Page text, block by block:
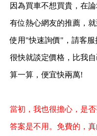
因為買車不想買貴，在論
有位熱心網友的推薦，就
使用"快速詢價"，請客服
很快就談定價格，比我
算一算，便宜快兩萬!
當初，我也很擔心，是
答案是不用。免費的，真